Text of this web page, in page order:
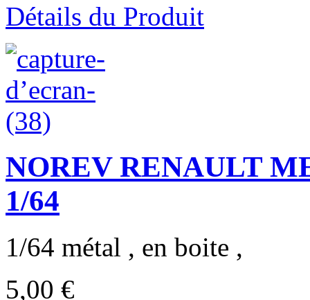
Détails du Produit
NOREV RENAULT
1/64
1/64 métal , en boite ,
5,00 €